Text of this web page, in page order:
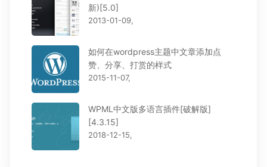
新)[5.0]
2013-01-09,
如何在wordpress主题中文章添加点
赞、分享、打赏的样式
2015-11-07,
WPML中文版多语言插件[破解版]
[4.3.15]
2018-12-15,